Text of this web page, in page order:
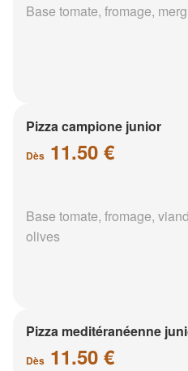
Base tomate, fromage,
Pizza campione junior
Dès 11.50 €
Base tomate, fromage,
olives
Pizza meditéranéenne
Dès 11.50 €